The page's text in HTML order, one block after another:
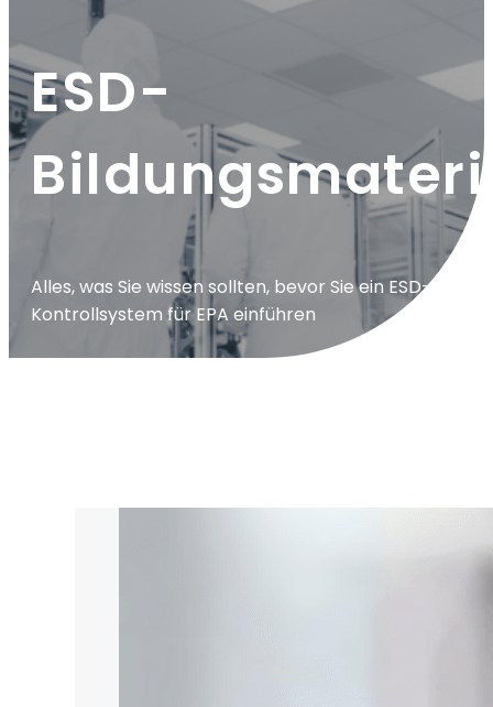
ESD-
Alles, was Sie wissen sollten, bevor Sie ein ESD-
Kontrollsystem für EPA einführen